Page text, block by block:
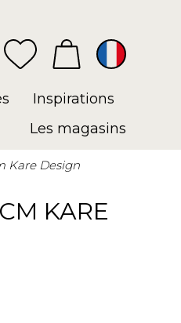
Inspirations
Les magasins
Kare Design
KARE